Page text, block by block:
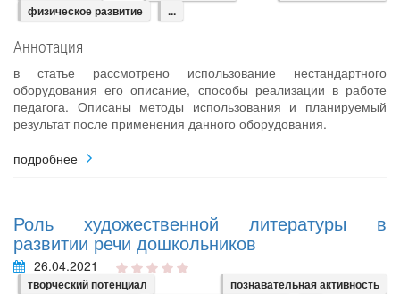
физическое развитие
...
Аннотация
в статье рассмотрено использование нестандартного
оборудования его описание, способы реализации в работе
педагога. Описаны методы использования и планируемый
результат после применения данного оборудования.
подробнее
Роль художественной литературы в
развитии речи дошкольников
26.04.2021
творческий потенциал
познавательная активность